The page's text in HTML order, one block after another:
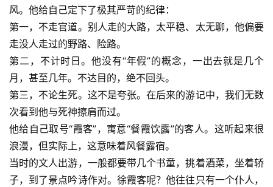
风。他给自己定下了极其严苛的纪律：
第一，不走官道。别人走的大路，太平稳、太无聊，他偏要
走没人走过的野路、险路。
第二，不计时日。他没有“年假”的概念，一出去就是几个
月，甚至几年。不达目的，绝不回头。
第三，不论生死。这不是夸张。在后来的游记中，我们无数
次看到他与死神擦肩而过。
他给自己取号“霞客”，寓意“餐霞饮露”的客人。这听起来很
浪漫，但实际上，这意味着风餐露宿。
当时的文人出游，一般都要带几个书童，挑着酒菜，坐着轿
子，到了景点吟诗作对。徐霞客呢？他往往只有一个仆人，